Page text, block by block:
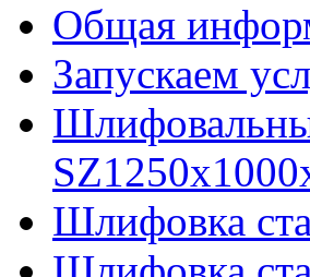
Общая
Запускаем
Шлифовка